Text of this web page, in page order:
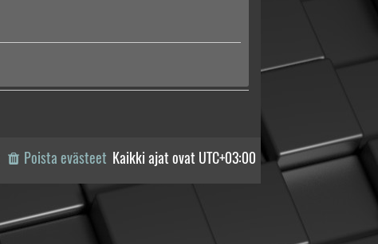
Kaikki ajat ovat UTC+03:00
Poista evästeet